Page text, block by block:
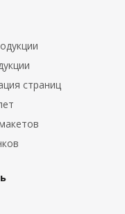
страниц